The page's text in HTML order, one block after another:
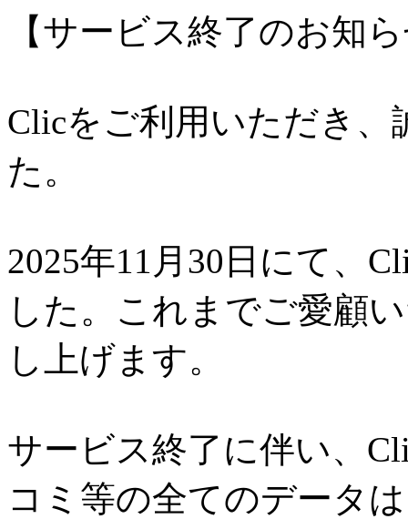
【サービス終了のお知
Clicをご利用いただき
た。
2025年11月30日にて、
した。これまでご愛顧
し上げます。
サービス終了に伴い、
コミ等の全てのデータ